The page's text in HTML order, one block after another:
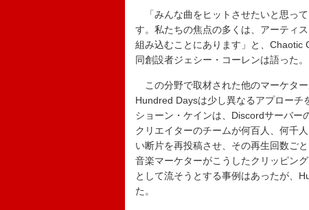
「みんな曲をヒットさせたいと思っ
す。私たちの焦点の多くは、アーティ
組み込むことにあります」と、
同創設者ジェシー・コーレンは語った。
この分野で取材された他のマーケタ
Hundred Daysは少し異なるアプローチ
ショーン・ケインは、Discordサーバー
クリエイターのチームが何百人、何千
い断片を再投稿させ、その再生回数ご
音楽マーケターがこうしたクリッピン
として流そうとする事例はあったが、
た。